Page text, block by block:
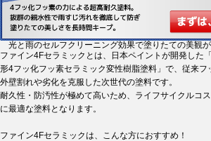
光と雨のセルフクリーニング効果で塗りたての美観
ファイン4Fセラミックとは、日本ペイントが開発した
形4フッ化フッ素セラミック変性樹脂塗料」で、従来フ
外壁割れや劣化を克服した次世代の塗料です。
耐久性・防汚性が極めて高いため、ライフサイクルコ
に最適な塗料となります。
ファイン4Fセラミックは、こんな方におすすめ！